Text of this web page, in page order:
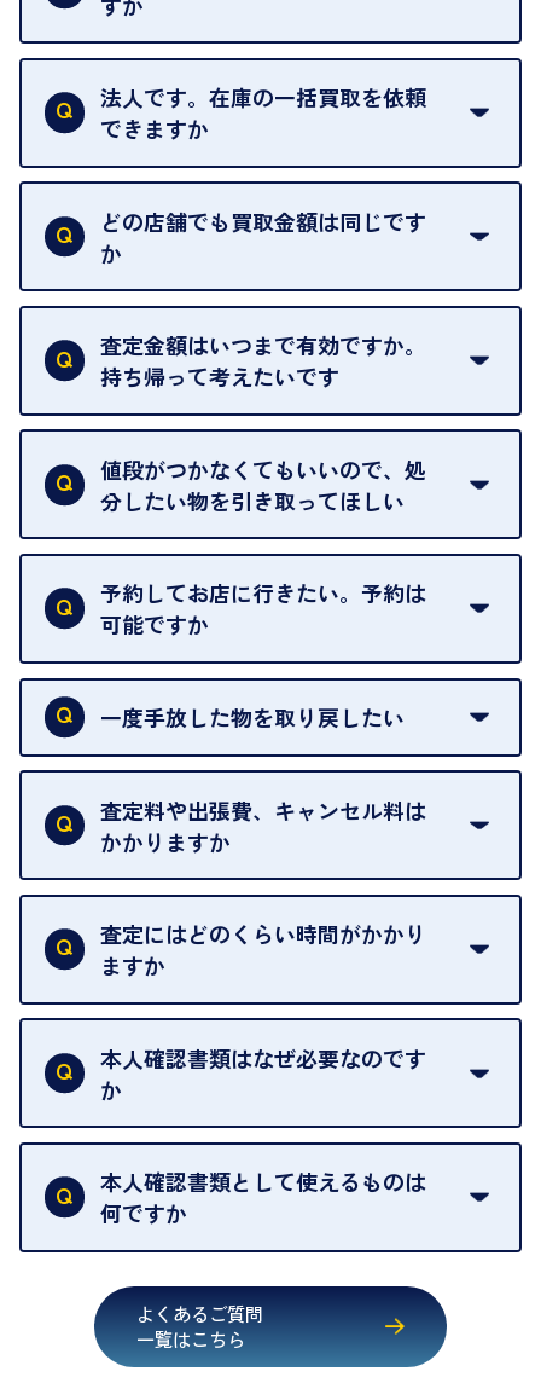
はい。1点でもお伺いします。
法人です。在庫の一括買取を依頼
できますか
はい。喜んで承ります。出張買取をご利用くださ
い。
ご指定の場所にお伺いします。
どの店舗でも買取金額は同じです
か
はい。全店舗一律です。
ただし、中古市場は日々変動するため、査定した日
によって査定額が変わることはございます。
査定金額はいつまで有効ですか。
持ち帰って考えたいです
査定額は当日限り有効です。
中古市場が日々変動するため、翌日には査定額が変
わることがございます。
値段がつかなくてもいいので、処
分したい物を引き取ってほしい
再販不可能な物は、場合によってはお断りすること
がございます。ご了承ください。
予約してお店に行きたい。予約は
可能ですか
申し訳ありませんが、現在はご来店の予約は承って
おりません。
を整えておりますので、お好きな時にお越しくださ
い。
お急ぎの場合はスタッフに一言お声がけください。
可能な限り、迅速に対応させていただきます。
一度手放した物を取り戻したい
当店は質店ではありませんので、買い取ったお品物
は基本的に販売へと回されます。買い戻しはできま
せんので、ご了承ください。
グオフが可能です。
契約破棄という形で、お品物をお戻しすることがで
きます。
売却当日を含む8日間のうちに、お気軽にお申し出
出張買取のお品物は、8日間保管しております。
査定料や出張費、キャンセル料は
かかりますか
一切いただいておりません。査定金額にご納得いた
だけない場合は、その場でお断りいただいても問題
ございません。お気軽にご相談ください。
査定にはどのくらい時間がかかり
ますか
お品物の内容や点数によって異なりますが、店頭買
取の場合は1点あたり数分程度が目安です。大量の
お品物の場合は、お時間をいただくことがございま
本人確認書類はなぜ必要なのです
か
買取店は古物営業法により、お客様のご本人確認を
行うことが義務付けられています。安心してお取引
いただくためにも、ご協力をお願いいたします。
本人確認書類として使えるものは
何ですか
・健康保険証確認書
・マイナンバーカード
・在留カード
よくあるご質問
一覧はこちら